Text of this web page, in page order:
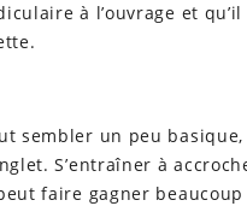
à l’ouvrage et
sembler un peu
S’entraîner à
faire gagner